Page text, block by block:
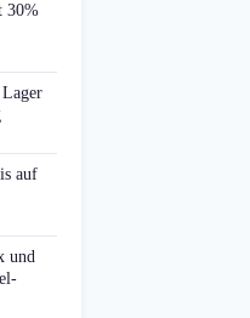
30%
auf
und